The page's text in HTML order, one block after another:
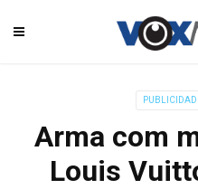
Arma com
Louis